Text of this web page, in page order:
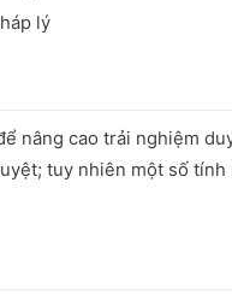
lý
nâng cao trải nghiệm
tuy nhiên một số